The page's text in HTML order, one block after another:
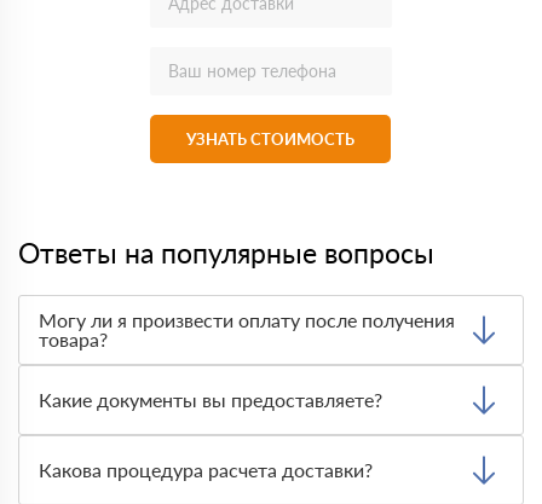
УЗНАТЬ СТОИМОСТЬ
Ответы на популярные вопросы
Могу ли я произвести оплату после получения
товара?
Тем не менее, если качество полученных вами товаров
неприемлемо, вы можете отказаться от них.
Какие документы вы предоставляете?
как сертификаты подлинности, удостоверения качества
и транспортные документы, на каждый предлагаемый
Какова процедура расчета доставки?